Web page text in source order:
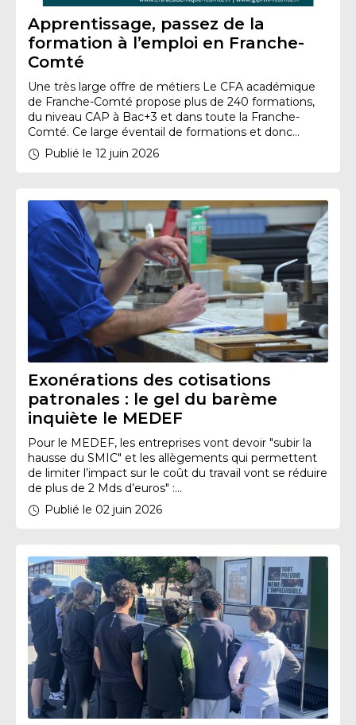
Apprentissage, passez de la
formation à l’emploi en Franche-
Comté
Une très large offre de métiers Le CFA académique
de Franche-Comté propose plus de 240 formations,
du niveau CAP à Bac+3 et dans toute la Franche-
Comté. Ce large éventail de formations et donc...
Publié le 12 juin 2026
Exonérations des cotisations
patronales : le gel du barème
inquiète le MEDEF
Pour le MEDEF, les entreprises vont devoir "subir la
hausse du SMIC" et les allègements qui permettent
de limiter l’impact sur le coût du travail vont se réduire
de plus de 2 Mds d’euros" :...
Publié le 02 juin 2026